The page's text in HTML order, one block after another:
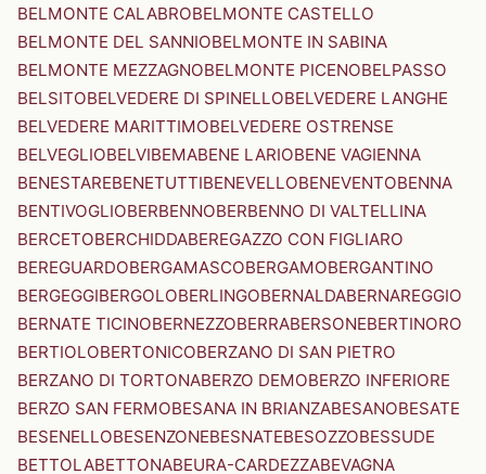
BELMONTE CALABROBELMONTE CASTELLO
BELMONTE DEL SANNIOBELMONTE IN SABINA
BELMONTE MEZZAGNOBELMONTE PICENOBELPASSO
BELSITOBELVEDERE DI SPINELLOBELVEDERE LANGHE
BELVEDERE MARITTIMOBELVEDERE OSTRENSE
BELVEGLIOBELVIBEMABENE LARIOBENE VAGIENNA
BENESTAREBENETUTTIBENEVELLOBENEVENTOBENNA
BENTIVOGLIOBERBENNOBERBENNO DI VALTELLINA
BERCETOBERCHIDDABEREGAZZO CON FIGLIARO
BEREGUARDOBERGAMASCOBERGAMOBERGANTINO
BERGEGGIBERGOLOBERLINGOBERNALDABERNAREGGIO
BERNATE TICINOBERNEZZOBERRABERSONEBERTINORO
BERTIOLOBERTONICOBERZANO DI SAN PIETRO
BERZANO DI TORTONABERZO DEMOBERZO INFERIORE
BERZO SAN FERMOBESANA IN BRIANZABESANOBESATE
BESENELLOBESENZONEBESNATEBESOZZOBESSUDE
BETTOLABETTONABEURA-CARDEZZABEVAGNA